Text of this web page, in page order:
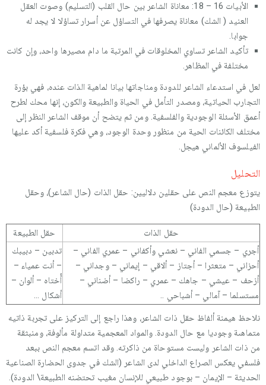
الأبيات 16 – 18: معاناة الشاعر بين حال القلب (التسليم) وصوت العقل
العنيد ( الشك) معاناة يصرفها في التساؤل عن أسرار تساؤلا لا يجد له
جوابا.
تأكيد الشاعر تساوي المخلوقات في المرتبة ما دام مصيرها واحد، وإن كانت
مختلفة في المظاهر.
لعل في استدعاء الشاعر للدودة ومناجاتها بيانا لماهية الذات عنده، فهي بؤرة
التجارب الحياتية، ومصدر التأمل في الحياة والطبيعة والكون، إنها محك لطرح
أعمق الأسئلة الوجودية والفلسفية. ومن ثم يتضح أن موقف الشاعر النظر إلى
مختلف الكائنات الحية من منظور وحدة الوجود، وهي فكرة فلسفية أكد عليها
الفيلسوف الألماني هيجل.
التحليل
يتوزع معجم النص على حقلين دلاليين: حقل الذات (حال الشاعر)، وحقل
الطبيعة (حال الدودة)
حقل الذات
حقل الطبيعة
أجري – جسمي الفاني – نعشي وأكفاني – عمري الفاني –
أحزاني – متعثرا – أجتاز – ألاقي – إيماني – وجداني –
أزحف – عيشي – جاهك – عمري – راكضا – أضناني –
مستسلما – آمالي – أشباحي ..
تدبين – دبيبك
– أنت عمياء –
أُختاه – ألوان –
أشكال …
نلاحظ هيمنة ألفاظ حقل ذات الشاعر، وهذا راجع إلى التركيز على تجربة ذاتيه
متماهىة وجوديا مع حال الدودة. والمواد المعجمية متداولة مألوفة، ومنبثقة
من ذات الشاعر وليست مستوحاة من ذاكرته. وقد اتسم معجم النص ببعد
فلسفي يعكس الصراع الداخلي لدى الشاعر (الشك في جدوى الحضارة الصناعية
الحديثة – الإيمان – بوجود طبيعي للإنسان مغيب تحتضنه الطبيعة\ الدودة).